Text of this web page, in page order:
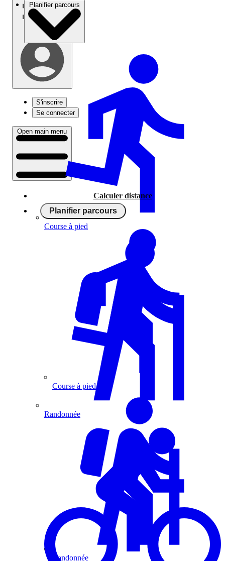
S'inscrire
Se connecter
Open main menu
Calculer distance
Planifier parcours
Course à pied
Randonnée
Planifier parcours
Course à pied
Randonnée